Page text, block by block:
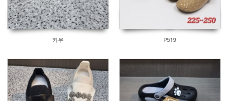
카우 P519